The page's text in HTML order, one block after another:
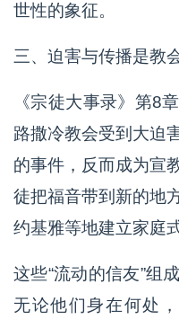
世性的象征。
三、迫害与传播是教
《宗徒大事录》第8
路撒冷教会受到大迫
的事件，反而成为宣
徒把福音带到新的地
约基雅等地建立家庭
这些“流动的信友”组
无论他们身在何处